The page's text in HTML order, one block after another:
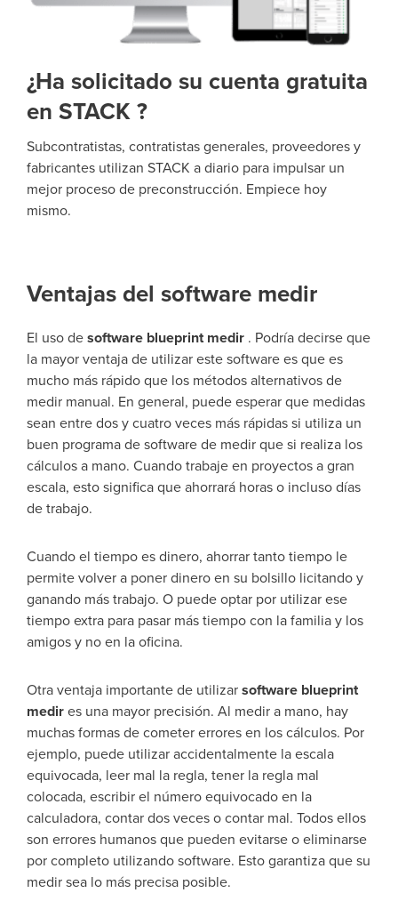
¿Ha solicitado su cuenta gratuita
en STACK ?
Subcontratistas, contratistas generales, proveedores y
fabricantes utilizan STACK a diario para impulsar un
mejor proceso de preconstrucción. Empiece hoy
mismo.
Ventajas del software medir
El uso de software blueprint medir . Podría decirse que
la mayor ventaja de utilizar este software es que es
mucho más rápido que los métodos alternativos de
medir manual. En general, puede esperar que medidas
sean entre dos y cuatro veces más rápidas si utiliza un
buen programa de software de medir que si realiza los
cálculos a mano. Cuando trabaje en proyectos a gran
escala, esto significa que ahorrará horas o incluso días
de trabajo.
Cuando el tiempo es dinero, ahorrar tanto tiempo le
permite volver a poner dinero en su bolsillo licitando y
ganando más trabajo. O puede optar por utilizar ese
tiempo extra para pasar más tiempo con la familia y los
amigos y no en la oficina.
Otra ventaja importante de utilizar software blueprint
medir es una mayor precisión. Al medir a mano, hay
muchas formas de cometer errores en los cálculos. Por
ejemplo, puede utilizar accidentalmente la escala
equivocada, leer mal la regla, tener la regla mal
colocada, escribir el número equivocado en la
calculadora, contar dos veces o contar mal. Todos ellos
son errores humanos que pueden evitarse o eliminarse
por completo utilizando software. Esto garantiza que su
medir sea lo más precisa posible.